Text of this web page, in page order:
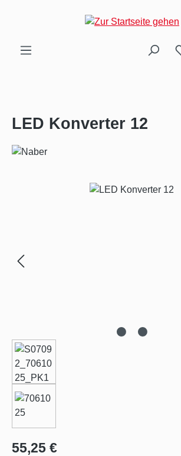
Zum Hauptinhalt springen
LED Konverter 12
Bildergalerie überspringen
Regulärer Preis:
55,25 €